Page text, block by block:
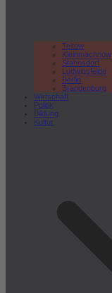
Teltow
Kleinmachnow
Stahnsdorf
Ludwigsfelde
Berlin
Brandenburg
Wirtschaft
Politik
Bildung
Kultur